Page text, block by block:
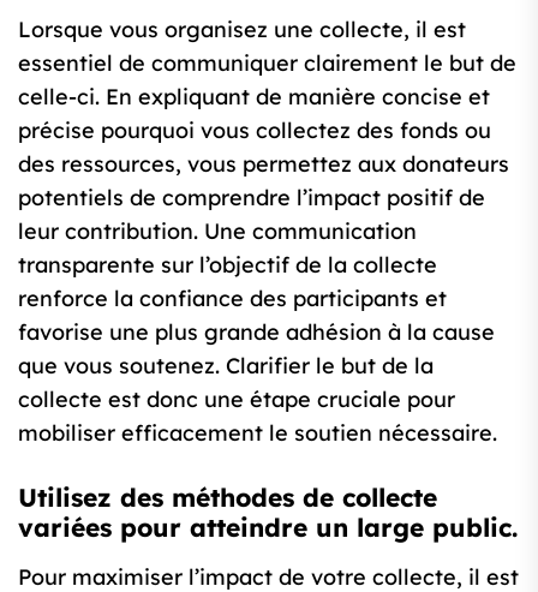
Lorsque vous organisez une collecte, il est
essentiel de communiquer clairement le but de
celle-ci. En expliquant de manière concise et
précise pourquoi vous collectez des fonds ou
des ressources, vous permettez aux donateurs
potentiels de comprendre l’impact positif de
leur contribution. Une communication
transparente sur l’objectif de la collecte
renforce la confiance des participants et
favorise une plus grande adhésion à la cause
que vous soutenez. Clarifier le but de la
collecte est donc une étape cruciale pour
mobiliser efficacement le soutien nécessaire.
Utilisez des méthodes de collecte
variées pour atteindre un large public.
Pour maximiser l’impact de votre collecte, il est